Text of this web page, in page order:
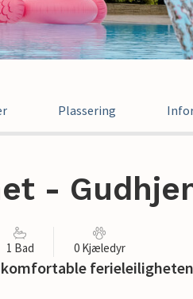
Plassering
-
1 Bad 0 Kjæledyr
komfortable